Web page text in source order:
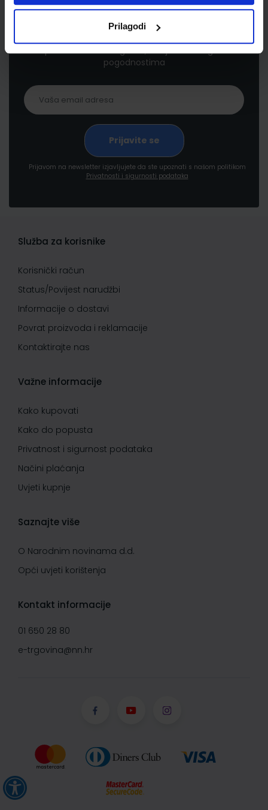
Prilagodi
Newsletter prijava
proizvodima i uslugama, akcijama i drugim
pogodnostima
Prijavom na newsletter izjavljujete da ste upoznati s našom politikom
Privatnosti i sigurnosti podataka
Služba za korisnike
Korisnički račun
Status/Povijest narudžbi
Informacije o dostavi
Povrat proizvoda i reklamacije
Kontaktirajte nas
Važne informacije
Kako kupovati
Kako do popusta
Privatnost i sigurnost podataka
Načini plaćanja
Uvjeti kupnje
Saznajte više
O Narodnim novinama d.d.
Opći uvjeti korištenja
Kontakt informacije
01 650 28 80
e-trgovina@nn.hr